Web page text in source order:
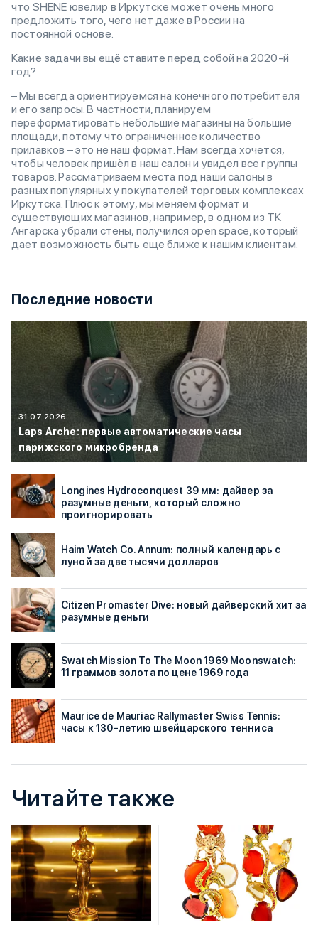
что SHENE ювелир в Иркутске может очень много
предложить того, чего нет даже в России на
постоянной основе.
Какие задачи вы ещё ставите перед собой на 2020-й
год?
– Мы всегда ориентируемся на конечного потребителя
и его запросы. В частности, планируем
переформатировать небольшие магазины на большие
площади, потому что ограниченное количество
прилавков – это не наш формат. Нам всегда хочется,
чтобы человек пришёл в наш салон и увидел все группы
товаров. Рассматриваем места под наши салоны в
разных популярных у покупателей торговых комплексах
Иркутска. Плюс к этому, мы меняем формат и
существующих магазинов, например, в одном из ТК
Ангарска убрали стены, получился open space, который
дает возможность быть еще ближе к нашим клиентам.
Последние новости
31.07.2026
Laps Arche: первые автоматические часы
парижского микробренда
Longines Hydroconquest 39 мм: дайвер за
разумные деньги, который сложно
проигнорировать
Haim Watch Co. Annum: полный календарь с
луной за две тысячи долларов
Citizen Promaster Dive: новый дайверский хит за
разумные деньги
Swatch Mission To The Moon 1969 Moonswatch:
11 граммов золота по цене 1969 года
Maurice de Mauriac Rallymaster Swiss Tennis:
часы к 130-летию швейцарского тенниса
Читайте также